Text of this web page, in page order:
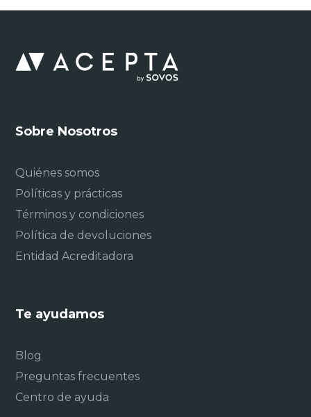
Sobre Nosotros
Quiénes somos
Políticas y prácticas
Términos y condiciones
Política de devoluciones
Entidad Acreditadora
Te ayudamos
Blog
Preguntas frecuentes
Centro de ayuda